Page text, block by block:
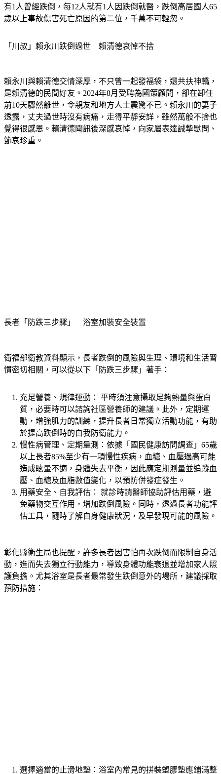
有1人曾經跌倒，每12人就有1人因跌倒就醫，跌倒高居國人65
歲以上事故傷害死亡原因的第二位，千萬不可輕忽。
「川叔」賴永川跌倒過世　賴清德哀悼不捨
賴永川與賴清德交情深厚，不只曾一起發福袋，還共扶神轎，
是賴清德的民間好友。2024年8月受聘為國策顧問，卻在卸任
前10天驟然離世，令親友和地方人士震驚不已。賴永川的妻子
透露，丈夫過世時沒有病痛，走得平靜安詳，雖然萬般不捨也
覺得很感恩。賴清德聞訊後深感哀悼，向家屬表達誠摯慰問、
節哀珍重。
長者「防跌三步驟」　浴室加裝安全裝置
衛福部衛教資料顯示，長者跌倒的風險與生理、環境和生活習
慣密切相關，可以從以下「防跌三步驟」著手：
充足營養、規律運動： 平時須注意攝取足夠熱量與蛋白
質，必要時可以諮詢社區營養師的建議。此外，定期運
動，增強肌力的訓練，提升長者日常獨立活動功能，有助
於提高跌倒時的自我防衛能力。
慢性病管理、定期量測：依據「國民健康訪問調查」65歲
以上長者85%至少有一項慢性疾病，血糖、血壓過高可能
造成眩暈不適，身體失去平衡，因此應定期測量並追蹤血
壓、血糖及血脂數值變化，以預防併發症發生。
用藥安全、自我評估： 就診時請醫師協助評估用藥，避
免藥物交互作用，增加跌倒風險。同時，透過長者功能評
估工具，隨時了解自身健康狀況，及早發現可能的風險。
彰化縣衛生局也提醒，許多長者因害怕再次跌倒而限制自身活
動，進而失去獨立行動能力，導致身體功能衰退並增加家人照
護負擔。尤其浴室是長者最常發生跌倒意外的場所，建議採取
預防措施：
選擇適當的止滑地墊：浴室內常見的拼裝塑膠墊應鋪滿整